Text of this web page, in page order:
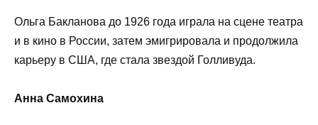
Ольга Бакланова до 1926 года играла на сцене театра
и в кино в России, затем эмигрировала и продолжила
карьеру в США, где стала звездой Голливуда.
Анна Самохина